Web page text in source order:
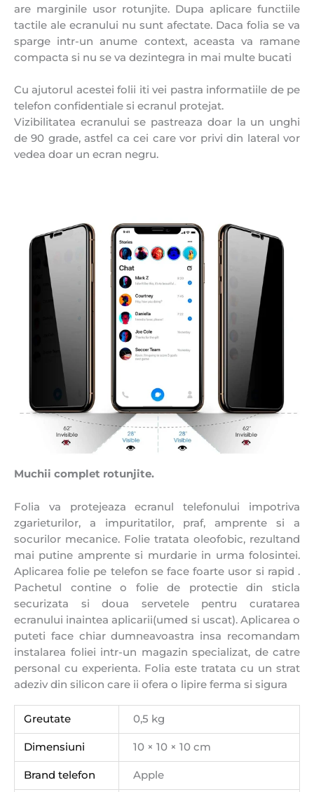
are marginile usor rotunjite. Dupa aplicare functiile
tactile ale ecranului nu sunt afectate. Daca folia se va
sparge intr-un anume context, aceasta va ramane
compacta si nu se va dezintegra in mai multe bucati
Cu ajutorul acestei folii iti vei pastra informatiile de pe
telefon confidentiale si ecranul protejat.
Vizibilitatea ecranului se pastreaza doar la un unghi
de 90 grade, astfel ca cei care vor privi din lateral vor
vedea doar un ecran negru.
Muchii complet rotunjite.
Folia va protejeaza ecranul telefonului impotriva
zgarieturilor, a impuritatilor, praf, amprente si a
socurilor mecanice. Folie tratata oleofobic, rezultand
mai putine amprente si murdarie in urma folosintei.
Aplicarea folie pe telefon se face foarte usor si rapid .
Pachetul contine o folie de protectie din sticla
securizata si doua servetele pentru curatarea
ecranului inaintea aplicarii(umed si uscat). Aplicarea o
puteti face chiar dumneavoastra insa recomandam
instalarea foliei intr-un magazin specializat, de catre
personal cu experienta. Folia este tratata cu un strat
adeziv din silicon care ii ofera o lipire ferma si sigura
Greutate 0,5 kg
Dimensiuni 10 × 10 × 10 cm
Brand telefon Apple